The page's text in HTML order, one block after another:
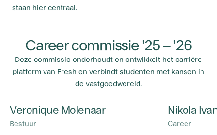
staan hier centraal.
Career commissie ’25 – ’26
Deze commissie onderhoudt en ontwikkelt het carrière
platform van Fresh en verbindt studenten met kansen in
de vastgoedwereld.
Veronique Molenaar
Bestuur
Nikola
Career